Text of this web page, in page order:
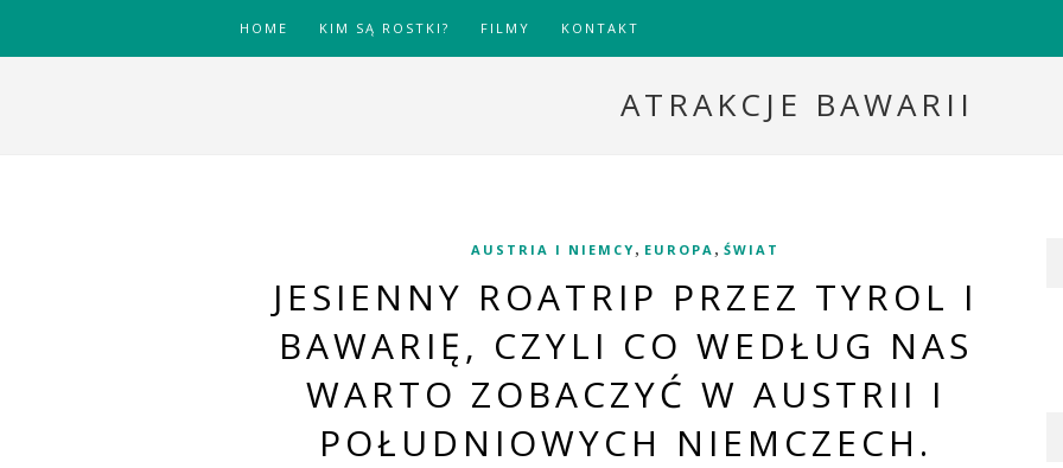
HOME KIM SĄ ROSTKI? FILMY KONTAKT
ATRAKCJE BAWARII
AUSTRIA I NIEMCY , EUROPA , ŚWIAT
JESIENNY ROATRIP PRZEZ TYROL I
BAWARIĘ, CZYLI CO WEDŁUG NAS
WARTO ZOBACZYĆ W AUSTRII I
POŁUDNIOWYCH NIEMCZECH.